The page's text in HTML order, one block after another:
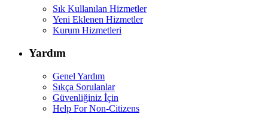
Sık Kullanılan Hizmetler
Yeni Eklenen Hizmetler
Kurum Hizmetleri
Yardım
Genel Yardım
Sıkça Sorulanlar
Güvenliğiniz İçin
Help For Non-Citizens